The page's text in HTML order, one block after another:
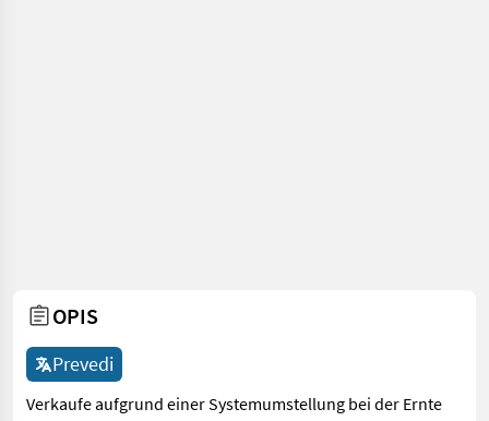
OPIS
Prevedi
Verkaufe aufgrund einer Systemumstellung bei der Ernte